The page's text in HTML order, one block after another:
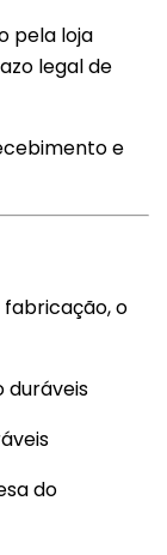
pela loja
legal de
e
o
duráveis
do